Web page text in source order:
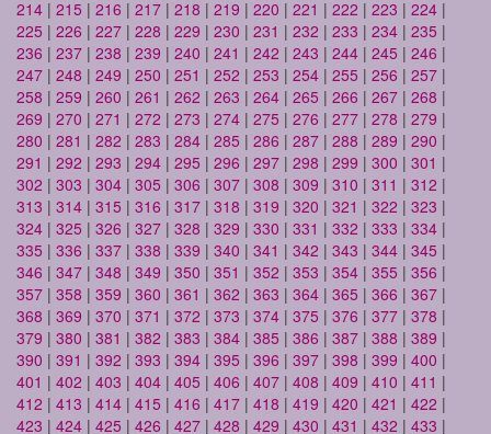
214 | 215 | 216 | 217 | 218 | 219 | 220 | 221 | 222 | 223 | 224 |
225 | 226 | 227 | 228 | 229 | 230 | 231 | 232 | 233 | 234 | 235 |
236 | 237 | 238 | 239 | 240 | 241 | 242 | 243 | 244 | 245 | 246 |
247 | 248 | 249 | 250 | 251 | 252 | 253 | 254 | 255 | 256 | 257 |
258 | 259 | 260 | 261 | 262 | 263 | 264 | 265 | 266 | 267 | 268 |
269 | 270 | 271 | 272 | 273 | 274 | 275 | 276 | 277 | 278 | 279 |
280 | 281 | 282 | 283 | 284 | 285 | 286 | 287 | 288 | 289 | 290 |
291 | 292 | 293 | 294 | 295 | 296 | 297 | 298 | 299 | 300 | 301 |
302 | 303 | 304 | 305 | 306 | 307 | 308 | 309 | 310 | 311 | 312 |
313 | 314 | 315 | 316 | 317 | 318 | 319 | 320 | 321 | 322 | 323 |
324 | 325 | 326 | 327 | 328 | 329 | 330 | 331 | 332 | 333 | 334 |
335 | 336 | 337 | 338 | 339 | 340 | 341 | 342 | 343 | 344 | 345 |
346 | 347 | 348 | 349 | 350 | 351 | 352 | 353 | 354 | 355 | 356 |
357 | 358 | 359 | 360 | 361 | 362 | 363 | 364 | 365 | 366 | 367 |
368 | 369 | 370 | 371 | 372 | 373 | 374 | 375 | 376 | 377 | 378 |
379 | 380 | 381 | 382 | 383 | 384 | 385 | 386 | 387 | 388 | 389 |
390 | 391 | 392 | 393 | 394 | 395 | 396 | 397 | 398 | 399 | 400 |
401 | 402 | 403 | 404 | 405 | 406 | 407 | 408 | 409 | 410 | 411 |
412 | 413 | 414 | 415 | 416 | 417 | 418 | 419 | 420 | 421 | 422 |
423 | 424 | 425 | 426 | 427 | 428 | 429 | 430 | 431 | 432 | 433 |